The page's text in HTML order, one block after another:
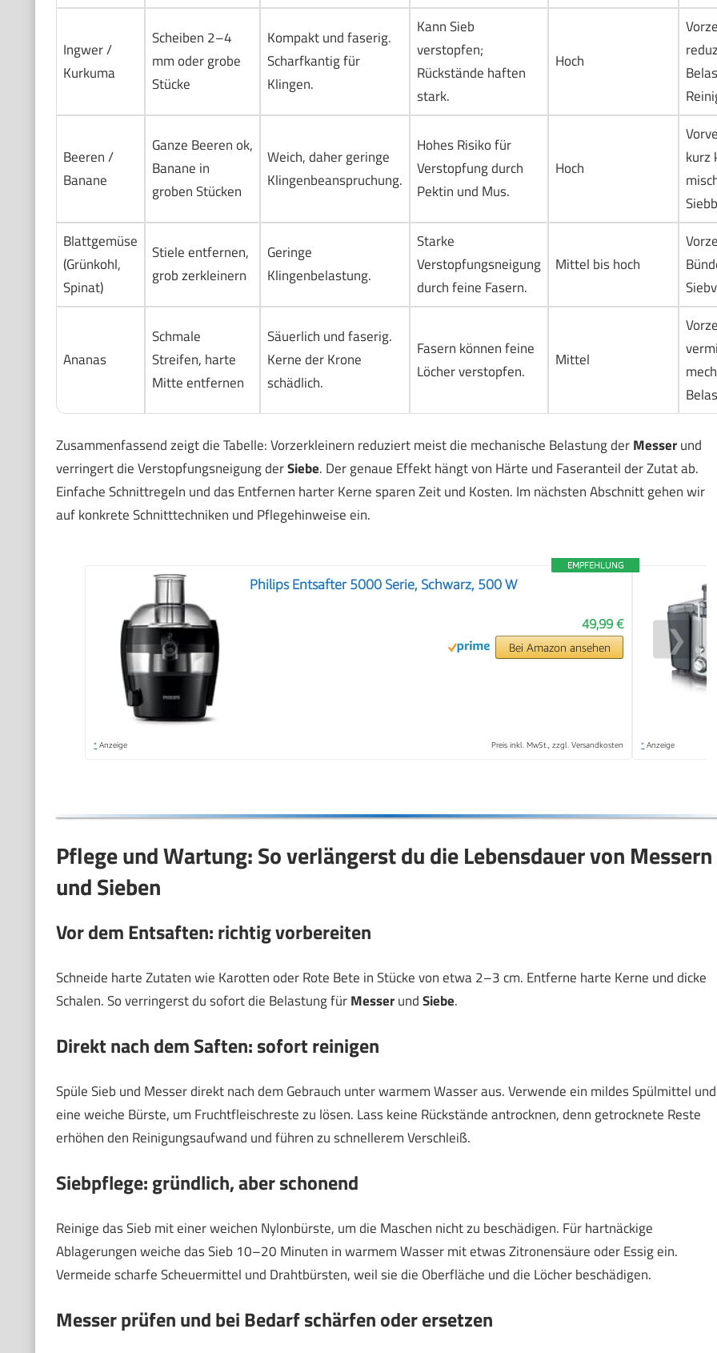
Ingwer /
Kurkuma
Scheiben 2–4
mm oder grobe
Stücke
Kompakt und faserig.
Scharfkantig für
Klingen.
Kann Sieb
verstopfen;
Rückstände haften
stark.
Hoch
Beeren /
Banane
Ganze Beeren ok,
Banane in
groben Stücken
Weich, daher geringe
Klingenbeanspruchung.
Hohes Risiko für
Verstopfung durch
Pektin und Mus.
Hoch
kurz
Blattgemüse
(Grünkohl,
Spinat)
Stiele entfernen,
grob zerkleinern
Geringe
Klingenbelastung.
Starke
Verstopfungsneigung
durch feine Fasern.
Mittel bis hoch
Ananas
Schmale
Streifen, harte
Mitte entfernen
Säuerlich und faserig.
Kerne der Krone
schädlich.
Fasern können feine
Löcher verstopfen.
Mittel
Zusammenfassend zeigt die Tabelle: Vorzerkleinern reduziert meist die mechanische Belastung derMesserund
verringert die Verstopfungsneigung derSiebe. Der genaue Effekt hängt von Härte und Faseranteil der Zutat ab.
Einfache Schnittregeln und das Entfernen harter Kerne sparen Zeit und Kosten. Im nächsten Abschnitt gehen wir
auf konkrete Schnitttechniken und Pflegehinweise ein.
EMPFEHLUNG
Philips Entsafter 5000 Serie, Schwarz, 500 W
49,99 €
Bei Amazon ansehen
* Anzeige Preis inkl. MwSt., zzgl. Versandkosten * Anzeige
❯
Pflege und Wartung: So verlängerst du die Lebensdauer von Messern
und Sieben
Vor dem Entsaften: richtig vorbereiten
Schneide harte Zutaten wie Karotten oder Rote Bete in Stücke von etwa 2–3 cm. Entferne harte Kerne und dicke
Schalen. So verringerst du sofort die Belastung fürMesserundSiebe.
Direkt nach dem Saften: sofort reinigen
Spüle Sieb und Messer direkt nach dem Gebrauch unter warmem Wasser aus. Verwende ein mildes Spülmittel und
eine weiche Bürste, um Fruchtfleischreste zu lösen. Lass keine Rückstände antrocknen, denn getrocknete Reste
erhöhen den Reinigungsaufwand und führen zu schnellerem Verschleiß.
Siebpflege: gründlich, aber schonend
Reinige das Sieb mit einer weichen Nylonbürste, um die Maschen nicht zu beschädigen. Für hartnäckige
Ablagerungen weiche das Sieb 10–20 Minuten in warmem Wasser mit etwas Zitronensäure oder Essig ein.
Vermeide scharfe Scheuermittel und Drahtbürsten, weil sie die Oberfläche und die Löcher beschädigen.
Messer prüfen und bei Bedarf schärfen oder ersetzen